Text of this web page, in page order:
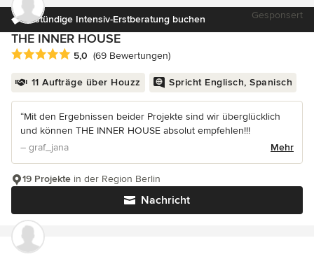
3-stündige Intensiv-Erstberatung buchen Gesponsert
THE INNER HOUSE
Durchschnittliche Bewertung: 5 von 5 Sternen
5,0 (69 Bewertungen)
11 Aufträge über Houzz Spricht Englisch, Spanisch
“Mit den Ergebnissen beider Projekte sind wir überglücklich
und können THE INNER HOUSE absolut empfehlen!!!
– graf_jana
Mehr
Nachricht
19 Projekte in der Region Berlin